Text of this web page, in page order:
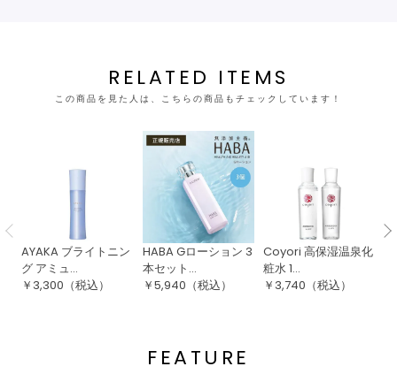
RELATED ITEMS
この商品を見た人は、こちらの商品もチェックしています！
AYAKA ブライトニン
グ アミュ...
￥ 3,300 （税込）
HABA Gローション 3
本セット...
￥5,940 （税込）
Coyori 高保湿温泉化
粧水 1...
￥ 3,740 （税込）
FEATURE